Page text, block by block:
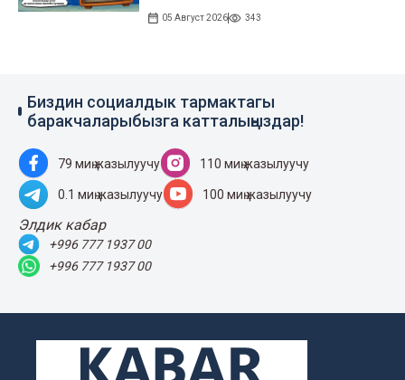
05 Август 2026 343
Биздин социалдык тармактагы
баракчаларыбызга катталыңыздар!
79 миң жазылуучу 110 миң жазылуучу
0.1 миң жазылуучу 100 миң жазылуучу
Элдик кабар
+996 777 1937 00
+996 777 1937 00